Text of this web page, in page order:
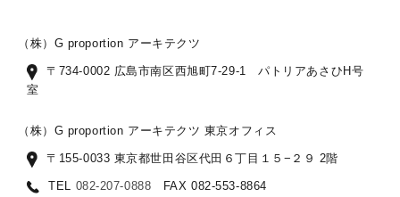
（株）G proportion アーキテクツ
〒734-0002 広島市南区西旭町7-29-1 パトリアあさひH号
室
（株）G proportion アーキテクツ 東京オフィス
〒155-0033 東京都世田谷区代田６丁目１５−２９ 2階
TEL 082-207-0888 FAX 082-553-8864